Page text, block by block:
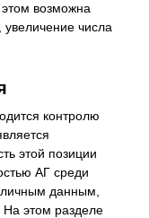
возможна
увеличение числа
контролю
этой позиции
АГ среди
данным,
На этом разделе